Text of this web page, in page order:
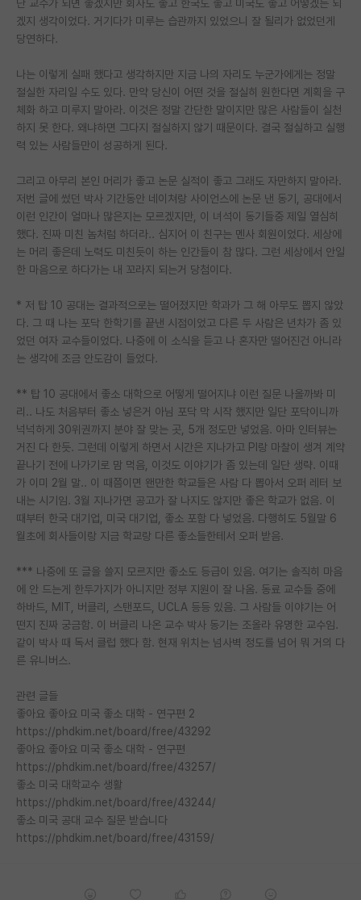
난 교수가 되면 좋겠지만 회사도 좋고 한국도 좋고 미국도 좋고 어떻겠든 되
겠지 생각이었다. 거기다가 미루는 습관까지 있었으니 잘 될리가 없었던게
당연하다.
나는 이렇게 실패 했다고 생각하지만 지금 나의 자리도 누군가에게는 정말
절실한 자리일 수도 있다. 만약 당신이 어떤 것을 절실히 원한다면 계획을 구
체화 하고 미루지 말아라. 이것은 정말 간단한 말이지만 많은 사람들이 실천
하지 못 한다. 왜냐하면 그다지 절실하지 않기 때문이다. 결국 절실하고 실행
력 있는 사람들만이 성공하게 된다.
그리고 아무리 본인 머리가 좋고 논문 실적이 좋고 그래도 자만하지 말아라.
저번 글에 썼던 박사 기간동안 네이쳐랑 사이언스에 논문 낸 동기, 공대에서
이런 인간이 얼마나 많은지는 모르겠지만, 이 녀석이 동기들중 제일 열심히
했다. 진짜 미친 놈처럼 하더라.. 심지어 이 친구는 멘사 회원이었다. 세상에
는 머리 좋은데 노력도 미친듯이 하는 인간들이 참 많다. 그런 세상에서 안일
한 마음으로 하다가는 내 꼬라지 되는거 당첨이다.
* 저 탑 10 공대는 결과적으로는 떨어졌지만 학과가 그 해 아무도 뽑지 않았
다. 그 때 나는 포닥 한학기를 끝낸 시점이었고 다른 두 사람은 년차가 좀 있
었던 여자 교수들이었다. 나중에 이 소식을 듣고 나 혼자만 떨어진건 아니라
는 생각에 조금 안도감이 들었다.
** 탑 10 공대에서 좋소 대학으로 어떻게 떨어지냐 이런 질문 나올까봐 미
리.. 나도 처음부터 좋소 넣은거 아님 포닥 막 시작 했지만 일단 포닥이니까
넉넉하게 30위권까지 분야 잘 맞는 곳, 5개 정도만 넣었음. 아마 인터뷰는
거진 다 한듯. 그런데 이렇게 하면서 시간은 지나가고 PI랑 마찰이 생겨 계약
끝나기 전에 나가기로 맘 먹음, 이것도 이야기가 좀 있는데 일단 생략. 이때
가 이미 2월 말.. 이 때쯤이면 왠만한 학교들은 사람 다 뽑아서 오퍼 레터 보
내는 시기임. 3월 지나가면 공고가 잘 나지도 않지만 좋은 학교가 없음. 이
때부터 한국 대기업, 미국 대기업, 좋소 포함 다 넣었음. 다행히도 5월말 6
월초에 회사들이랑 지금 학교랑 다른 좋소들한테서 오퍼 받음.
*** 나중에 또 글을 쓸지 모르지만 좋소도 등급이 있음. 여기는 솔직히 마음
에 안 드는게 한두가지가 아니지만 정부 지원이 잘 나옴. 동료 교수들 중에
하바드, MIT, 버클리, 스탠포드, UCLA 등등 있음. 그 사람들 이야기는 어
떤지 진짜 궁금함. 이 버클리 나온 교수 박사 동기는 조올라 유명한 교수임.
같이 박사 때 독서 클럽 했다 함. 현재 위치는 넘사벽 정도를 넘어 뭐 거의 다
른 유니버스.
관련 글들
좋아요 좋아요 미국 좋소 대학 - 연구편 2
https://phdkim.net/board/free/43292
좋아요 좋아요 미국 좋소 대학 - 연구편
https://phdkim.net/board/free/43257/
좋소 미국 대학교수 생활
https://phdkim.net/board/free/43244/
좋소 미국 공대 교수 질문 받습니다
https://phdkim.net/board/free/43159/